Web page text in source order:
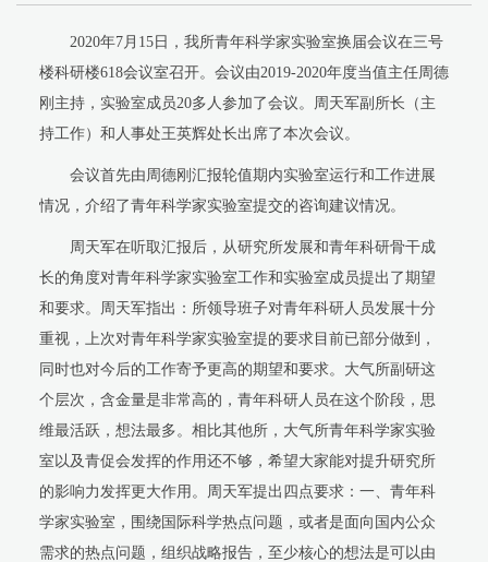
2020年7月15日，我所青年科学家实验室换届会议在三号
楼科研楼618会议室召开。会议由2019-2020年度当值主任周德
刚主持，实验室成员20多人参加了会议。周天军副所长（主
持工作）和人事处王英辉处长出席了本次会议。
会议首先由周德刚汇报轮值期内实验室运行和工作进展
情况，介绍了青年科学家实验室提交的咨询建议情况。
周天军在听取汇报后，从研究所发展和青年科研骨干成
长的角度对青年科学家实验室工作和实验室成员提出了期望
和要求。周天军指出：所领导班子对青年科研人员发展十分
重视，上次对青年科学家实验室提的要求目前已部分做到，
同时也对今后的工作寄予更高的期望和要求。大气所副研这
个层次，含金量是非常高的，青年科研人员在这个阶段，思
维最活跃，想法最多。相比其他所，大气所青年科学家实验
室以及青促会发挥的作用还不够，希望大家能对提升研究所
的影响力发挥更大作用。周天军提出四点要求：一、青年科
学家实验室，围绕国际科学热点问题，或者是面向国内公众
需求的热点问题，组织战略报告，至少核心的想法是可以由